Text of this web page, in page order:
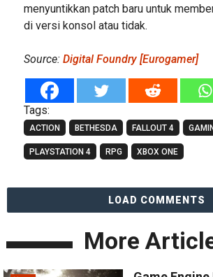
menyuntikkan patch baru untuk
di versi konsol atau tidak.
Source:Digital Foundry [Eurogamer]
Tags:
ACTION BETHESDA FALLOUT 4
PLAYSTATION 4 RPG XBOX ONE
LOAD COMMENTS
More